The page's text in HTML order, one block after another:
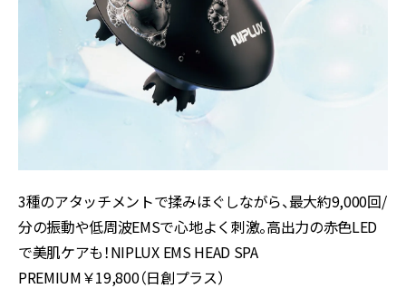
3種のアタッチメントで揉みほぐしながら、最大約9,000回/
分の振動や低周波EMSで心地よく刺激。高出力の赤色LED
で美肌ケアも！NIPLUX EMS HEAD SPA
PREMIUM￥19,800（日創プラス）